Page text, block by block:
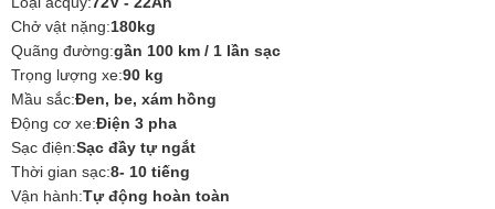
Chở vật nặng:180kg
Quãng đường:gần 100 km / 1 lần sạc
Trọng lượng xe:90 kg
Mầu sắc:Đen, be, xám hồng
Động cơ xe:Điện 3 pha
Sạc điện:Sạc đầy tự ngắt
Thời gian sạc:8- 10 tiếng
Vận hành:Tự động hoàn toàn